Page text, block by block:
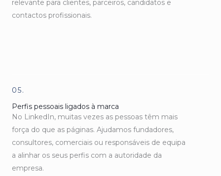
relevante para clientes, parceiros, candidatos e
contactos profissionais.
05.
Perfis pessoais ligados à marca
No LinkedIn, muitas vezes as pessoas têm mais
força do que as páginas. Ajudamos fundadores,
consultores, comerciais ou responsáveis de equipa
a alinhar os seus perfis com a autoridade da
empresa.